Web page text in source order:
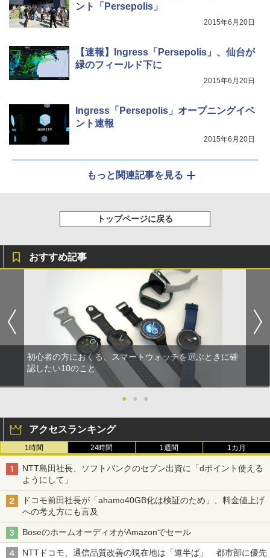
ント「Persepolis」
2015年6月20日
【速報】Ingress「Persepolis」、仙台が
緑のフィールド下に
2015年6月20日
Ingress「Persepolis」オープニングイベ
ント速報
2015年6月20日
もっと関連記事を見る
トップページに戻る
おすすめ記事
初心者の方におくる、スマートウォッチを選ぶときに確
認したい10のこと
● ● ●
アクセスランキング
1時間 24時間 1週間 1カ月
NTT島田社長、ソフトバンクのセブン出資に「dポイント使える
ようにして」
ドコモ前田社長が「ahamo40GB化は検証のため」、料金値上げ
への考え方にも言及
BoseのホームオーディオがAmazonでセール
NTTドコモ、通信品質改善の現在地は「道半ば」 都市部に優先